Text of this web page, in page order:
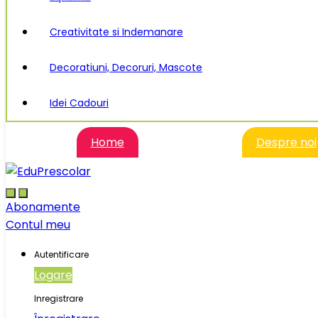
Creativitate si Indemanare
Decoratiuni, Decoruri, Mascote
Idei Cadouri
Home Despre noi
Abonamente
Contul meu
Autentificare
Logare
Inregistrare